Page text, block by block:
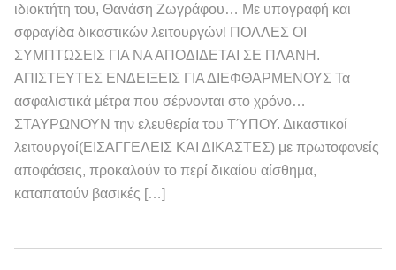
ιδιοκτήτη του, Θανάση Ζωγράφου… Με υπογραφή και
σφραγίδα δικαστικών λειτουργών! ΠΟΛΛΕΣ ΟΙ
ΣΥΜΠΤΩΣΕΙΣ ΓΙΑ ΝΑ ΑΠΟΔΙΔΕΤΑΙ ΣΕ ΠΛΑΝΗ.
ΑΠΙΣΤΕΥΤΕΣ ΕΝΔΕΙΞΕΙΣ ΓΙΑ ΔΙΕΦΘΑΡΜΕΝΟΥΣ Τα
ασφαλιστικά μέτρα που σέρνονται στο χρόνο…
ΣΤΑΥΡΩΝΟΥΝ την ελευθερία του ΤΎΠΟΥ. Δικαστικοί
λειτουργοί(ΕΙΣΑΓΓΕΛΕΙΣ ΚΑΙ ΔΙΚΑΣΤΕΣ) με πρωτοφανείς
αποφάσεις, προκαλούν το περί δικαίου αίσθημα,
καταπατούν βασικές […]